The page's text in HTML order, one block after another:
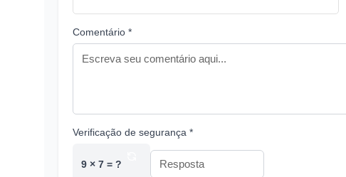
Comentário *
Verificação de segurança *
9 × 7 = ?